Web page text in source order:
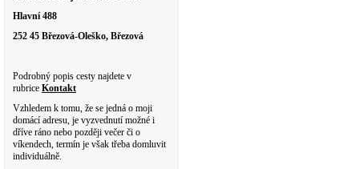
Hlavní 488
252 45 Březová-Oleško, Březová
Podrobný popis cesty najdete v
rubrice Kontakt
Vzhledem k tomu, že se jedná o moji
domácí adresu, je vyzvednutí možné i
dříve ráno nebo později večer či o
víkendech, termín je však třeba domluvit
individuálně.